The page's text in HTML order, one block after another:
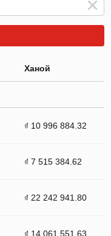
Ханой
₫ 10 996 884.32
₫ 7 515 384.62
₫ 22 242 941.80
₫ 14 061 551.63